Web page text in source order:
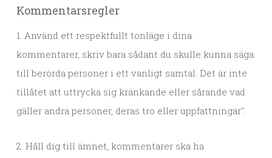
Kommentarsregler
1. Använd ett respektfullt tonläge i dina
kommentarer, skriv bara sådant du skulle kunna säga
till berörda personer i ett vanligt samtal. Det är inte
tillåtet att uttrycka sig kränkande eller sårande vad
gäller andra personer, deras tro eller uppfattningar".
2. Håll dig till ämnet, kommentarer ska ha